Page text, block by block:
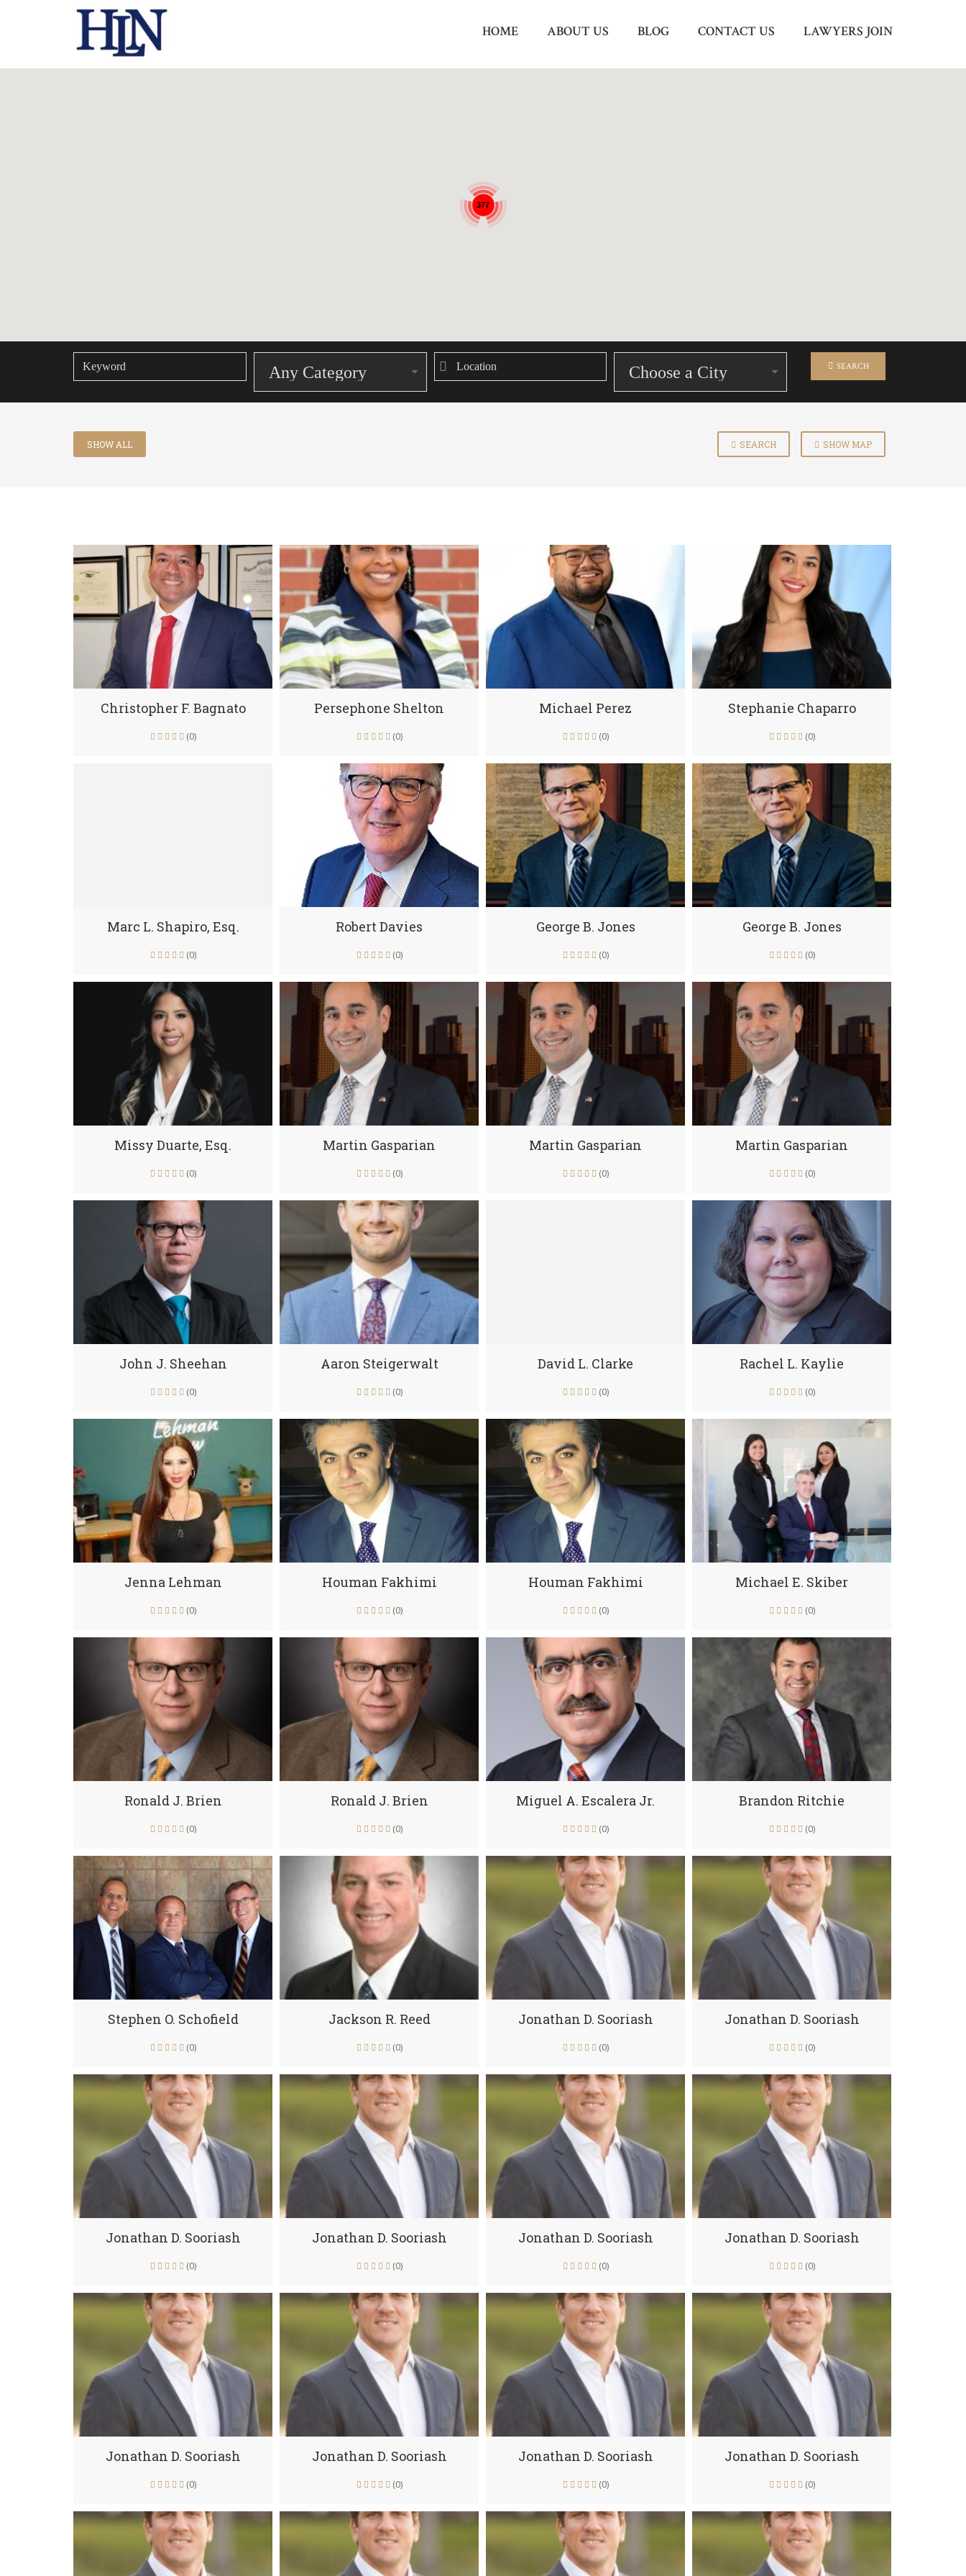
Menu
HOME ABOUT US BLOG CONTACT US LAWYERS JOIN
377
SEARCH
SEARCH SHOW MAP
SHOW ALL
Christopher F. Bagnato
(0)
Persephone Shelton
(0)
Michael Perez
(0)
Stephanie Chaparro
(0)
Marc L. Shapiro, Esq.
(0)
Robert Davies
(0)
George B. Jones
(0)
George B. Jones
(0)
Missy Duarte, Esq.
(0)
Martin Gasparian
(0)
Martin Gasparian
(0)
Martin Gasparian
(0)
John J. Sheehan
(0)
Aaron Steigerwalt
(0)
David L. Clarke
(0)
Rachel L. Kaylie
(0)
Jenna Lehman
(0)
Houman Fakhimi
(0)
Houman Fakhimi
(0)
Michael E. Skiber
(0)
Ronald J. Brien
(0)
Ronald J. Brien
(0)
Miguel A. Escalera Jr.
(0)
Brandon Ritchie
(0)
Stephen O. Schofield
(0)
Jackson R. Reed
(0)
Jonathan D. Sooriash
(0)
Jonathan D. Sooriash
(0)
Jonathan D. Sooriash
(0)
Jonathan D. Sooriash
(0)
Jonathan D. Sooriash
(0)
Jonathan D. Sooriash
(0)
Jonathan D. Sooriash
(0)
Jonathan D. Sooriash
(0)
Jonathan D. Sooriash
(0)
Jonathan D. Sooriash
(0)